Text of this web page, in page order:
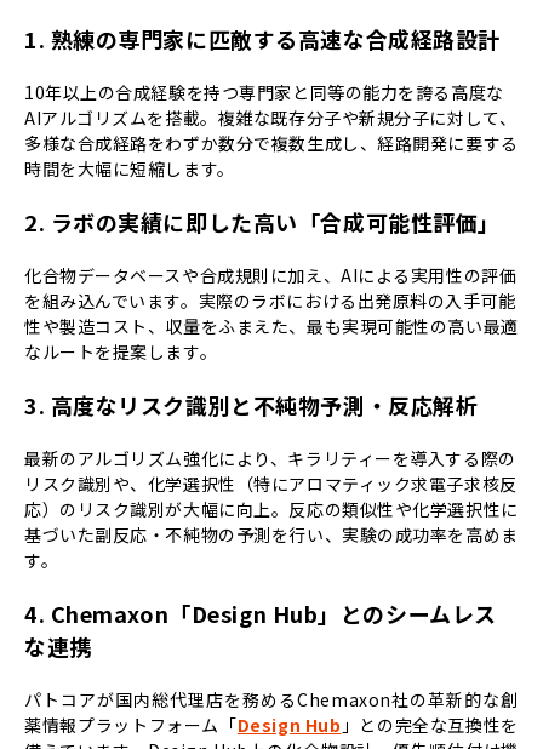
1. 熟練の専門家に匹敵する高速な合成経路設計
10年以上の合成経験を持つ専門家と同等の能力を誇る高度な
AIアルゴリズムを搭載。複雑な既存分子や新規分子に対して、
多様な合成経路をわずか数分で複数生成し、経路開発に要する
時間を大幅に短縮します。
2. ラボの実績に即した高い「合成可能性評価」
化合物データベースや合成規則に加え、AIによる実用性の評価
を組み込んでいます。実際のラボにおける出発原料の入手可能
性や製造コスト、収量をふまえた、最も実現可能性の高い最適
なルートを提案します。
3. 高度なリスク識別と不純物予測・反応解析
最新のアルゴリズム強化により、キラリティーを導入する際の
リスク識別や、化学選択性（特にアロマティック求電子求核反
応）のリスク識別が大幅に向上。反応の類似性や化学選択性に
基づいた副反応・不純物の予測を行い、実験の成功率を高めま
す。
4. Chemaxon「Design Hub」とのシームレス
な連携
パトコアが国内総代理店を務めるChemaxon社の革新的な創
薬情報プラットフォーム「Design Hub 」との完全な互換性を